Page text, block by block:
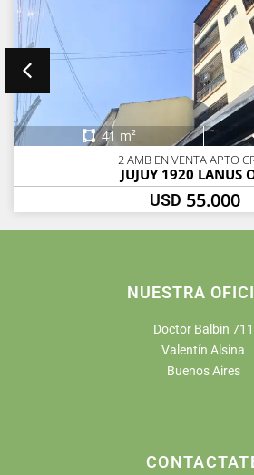
41 m²
2 AMB EN VENTA APTO
JUJUY 1920 LANUS
USD 55.000
NUESTRA
Doctor Balbin 711
Valentín Alsina
Buenos Aires